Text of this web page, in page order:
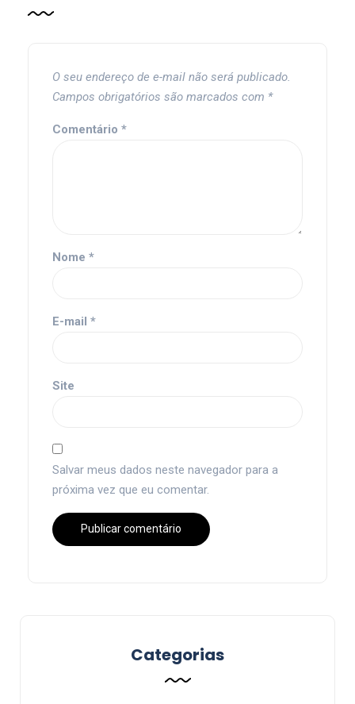
O seu endereço de e-mail não será publicado.
Campos obrigatórios são marcados com *
Comentário *
Nome *
E-mail *
Site
Salvar meus dados neste navegador para a
próxima vez que eu comentar.
Categorias